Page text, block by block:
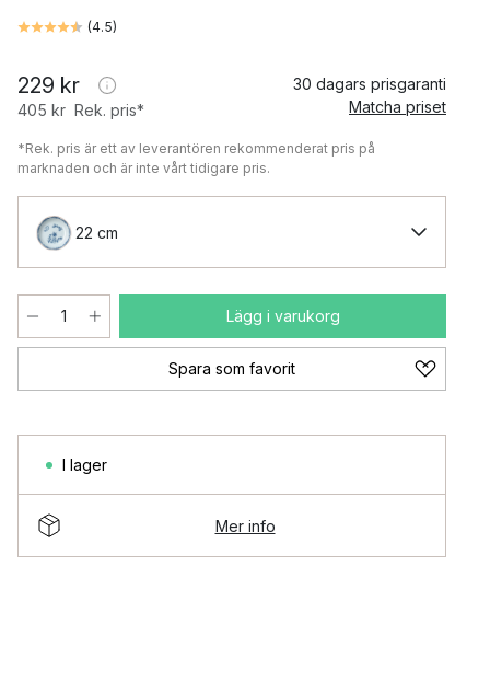
(4.5)
229 kr
405 kr Rek. pris*
30 dagars prisgaranti
Matcha priset
*Rek. pris är ett av leverantören rekommenderat pris på
marknaden och är inte vårt tidigare pris.
22 cm
Lägg i varukorg
Spara som favorit
I lager
Mer info